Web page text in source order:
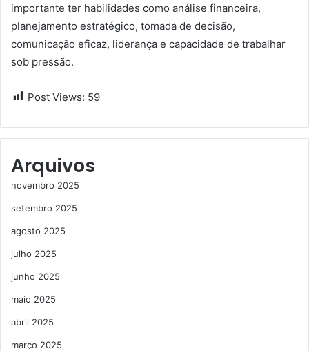
importante ter habilidades como análise financeira,
planejamento estratégico, tomada de decisão,
comunicação eficaz, liderança e capacidade de trabalhar
sob pressão.
Post Views: 59
Arquivos
novembro 2025
setembro 2025
agosto 2025
julho 2025
junho 2025
maio 2025
abril 2025
março 2025